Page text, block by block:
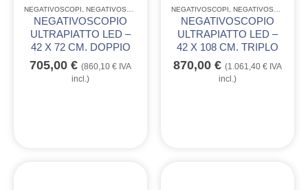
NEGATIVOSCOPI NEGATIVOSCOPI ULTRAPIATTI A LED
NEGATIVOSCOPIO
ULTRAPIATTO LED –
42 X 72 CM. DOPPIO
705,00 € (860,10 € IVA
incl.)
NEGATIVOSCOPI NEGATIVOSCOPI ULTRAPIATTI A LED
NEGATIVOSCOPIO
ULTRAPIATTO LED –
42 X 108 CM. TRIPLO
870,00 € (1.061,40 € IVA
incl.)